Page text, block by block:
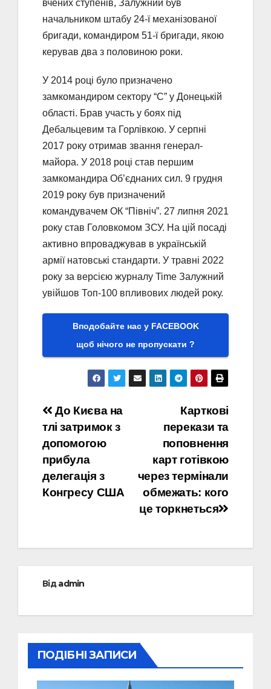
вчених ступенів, Залужний був
начальником штабу 24-ї механізованої
бригади, командиром 51-ї бригади, якою
керував два з половиною роки.
У 2014 році було призначено
замкомандиром сектору “С” у Донецькій
області. Брав участь у боях під
Дебальцевим та Горлівкою. У серпні
2017 року отримав звання генерал-
майора. У 2018 році став першим
замкомандира Об’єднаних сил. 9 грудня
2019 року був призначений
командувачем ОК “Північ”. 27 липня 2021
року став Головкомом ЗСУ. На цій посаді
активно впроваджував в українській
армії натовські стандарти. У травні 2022
року за версією журналу Time Залужний
увійшов Топ-100 впливових людей року.
Вподобайте нас у FACEBOOK
щоб нічого не пропускати ?
Навігація
записів
Карткові
перекази та
поповнення
карт готівкою
через термінали
обмежать: кого
це торкнеться
До Києва на
тлі затримок з
допомогою
прибула
делегація з
Конгресу США
Відadmin
ПОДІБНІ ЗАПИСИ